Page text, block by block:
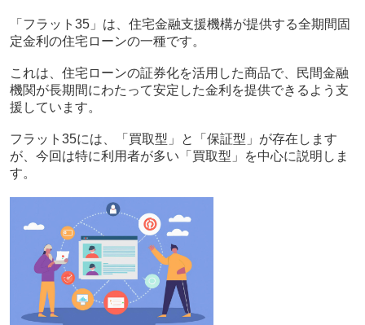
「フラット35」は、住宅金融支援機構が提供する全期間固
定金利の住宅ローンの一種です。
これは、住宅ローンの証券化を活用した商品で、民間金融
機関が長期間にわたって安定した金利を提供できるよう支
援しています。
フラット35には、「買取型」と「保証型」が存在します
が、今回は特に利用者が多い「買取型」を中心に説明しま
す。